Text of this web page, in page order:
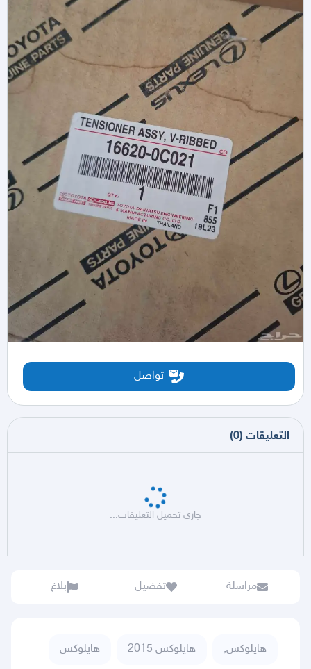
تواصل
التعليقات (
0
)
جاري تحميل التعليقات...
مراسلة تفضيل بلاغ
هايلوكس, هايلوكس 2015 هايلوكس